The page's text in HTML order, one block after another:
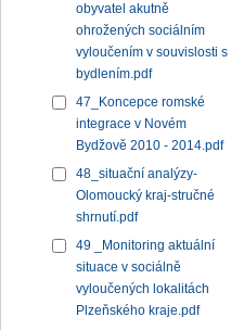
obyvatel akutně
ohrožených sociálním
vyloučením v souvislosti s
bydlením.pdf
47_Koncepce romské
integrace v Novém
Bydžově 2010 - 2014.pdf
48_situační analýzy-
Olomoucký kraj-stručné
shrnutí.pdf
49 _Monitoring aktuální
situace v sociálně
vyloučených lokalitách
Plzeňského kraje.pdf